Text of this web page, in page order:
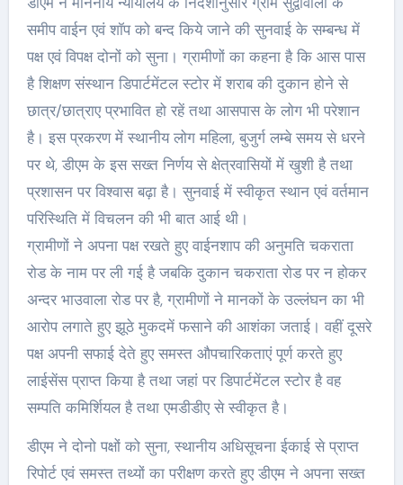
समीप वाईन एवं शॉप को बन्द किये जाने की सुनवाई के सम्बन्ध में
पक्ष एवं विपक्ष दोनों को सुना। ग्रामीणों का कहना है कि आस पास
है शिक्षण संस्थान डिपार्टमेंटल स्टोर में शराब की दुकान होने से
छात्र/छात्राए प्रभावित हो रहें तथा आसपास के लोग भी परेशान
है। इस प्रकरण में स्थानीय लोग महिला, बुजुर्ग लम्बे समय से धरने
पर थे, डीएम के इस सख्त निर्णय से क्षेत्रवासियों में खुशी है तथा
प्रशासन पर विश्वास बढ़ा है। सुनवाई में स्वीकृत स्थान एवं वर्तमान
परिस्थिति में विचलन की भी बात आई थी।
ग्रामीणों ने अपना पक्ष रखते हुए वाईनशाप की अनुमति चकराता
रोड के नाम पर ली गई है जबकि दुकान चकराता रोड पर न होकर
अन्दर भाउवाला रोड पर है, ग्रामीणों ने मानकों के उल्लंघन का भी
आरोप लगाते हुए झूठे मुकदमें फसाने की आशंका जताई। वहीं दूसरे
पक्ष अपनी सफाई देते हुए समस्त औपचारिकताएं पूर्ण करते हुए
लाईसेंस प्राप्त किया है तथा जहां पर डिपार्टमेंटल स्टोर है वह
सम्पति कमिर्शियल है तथा एमडीडीए से स्वीकृत है।
डीएम ने दोनो पक्षों को सुना, स्थानीय अधिसूचना ईकाई से प्राप्त
रिपोर्ट एवं समस्त तथ्यों का परीक्षण करते हुए डीएम ने अपना सख्त